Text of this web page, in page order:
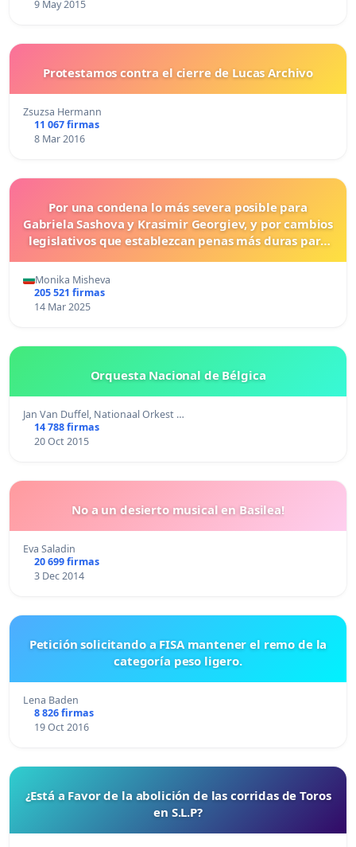
9 May 2015
Protestamos contra el cierre de Lucas Archivo
Zsuzsa Hermann
11 067 firmas
8 Mar 2016
Por una condena lo más severa posible para
Gabriela Sashova y Krasimir Georgiev, y por cambios
legislativos que establezcan penas más duras para
Monika Misheva
205 521 firmas
14 Mar 2025
Orquesta Nacional de Bélgica
Jan Van Duffel, Nationaal Orkest …
14 788 firmas
20 Oct 2015
No a un desierto musical en Basilea!
Eva Saladin
20 699 firmas
3 Dec 2014
Petición solicitando a FISA mantener el remo de la
categoría peso ligero.
Lena Baden
8 826 firmas
19 Oct 2016
¿Está a Favor de la abolición de las corridas de Toros
en S.L.P?